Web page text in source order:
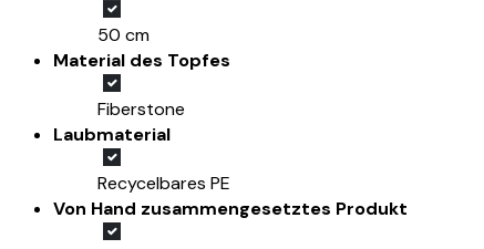
50 cm
Material des Topfes
Fiberstone
Laubmaterial
Recycelbares PE
Von Hand zusammengesetztes Produkt